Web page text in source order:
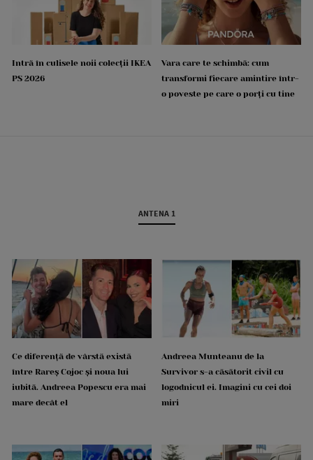
Intră în culisele noii colecții IKEA
PS 2026
Vara care te schimbă: cum
transformi fiecare amintire într-
o poveste pe care o porți cu tine
ANTENA 1
Ce diferență de vârstă există
între Rareș Cojoc și noua lui
iubită. Andreea Popescu era mai
mare decât el
Andreea Munteanu de la
Survivor s-a căsătorit civil cu
logodnicul ei. Imagini cu cei doi
miri